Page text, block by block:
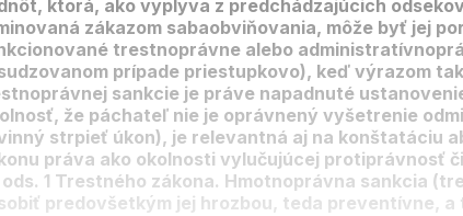
ktorá, ako vyplýva z predchádzajúcich
zákazom sabaobviňovania, môže byť jej
trestnoprávne alebo
prípade priestupkovo), keď výrazom
sankcie je práve napadnuté
že páchateľ nie je oprávnený vyšetrenie
strpieť úkon), je relevantná aj na konštatáciu
práva ako okolnosti vylučujúcej protiprávnosť
1 Trestného zákona. Hmotnoprávna sankcia
predovšetkým jej hrozbou, teda preventívne, a